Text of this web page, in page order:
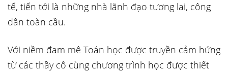
tế, tiến tới là những nhà lãnh đạo tương lai, công
dân toàn cầu.
Với niềm đam mê Toán học được truyền cảm hứng
từ các thầy cô cùng chương trình học được thiết